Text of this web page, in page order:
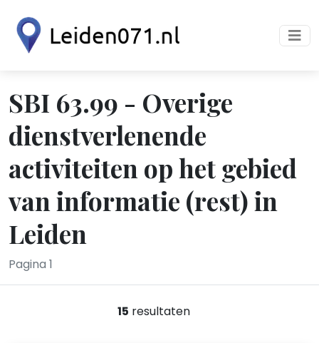
SBI 63.99 - Overige
dienstverlenende
activiteiten op het gebied
van informatie (rest) in
Leiden
Pagina 1
15 resultaten